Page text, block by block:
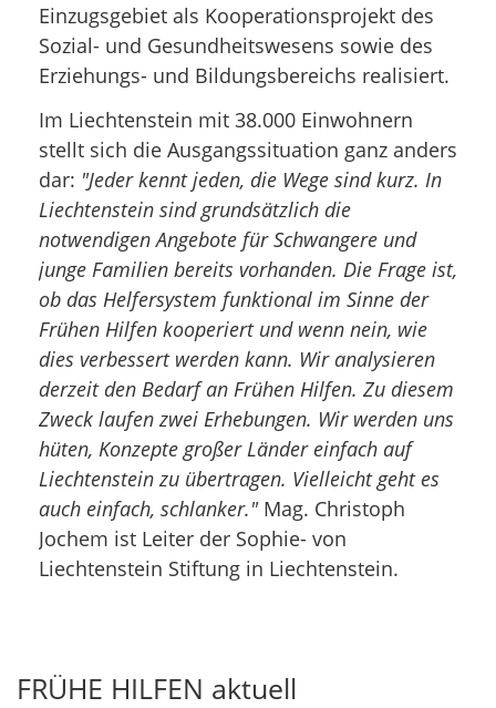
Einzugsgebiet als Kooperationsprojekt des
Sozial- und Gesundheitswesens sowie des
Erziehungs- und Bildungsbereichs realisiert.
Im Liechtenstein mit 38.000 Einwohnern
stellt sich die Ausgangssituation ganz anders
dar: "Jeder kennt jeden, die Wege sind kurz. In
Liechtenstein sind grundsätzlich die
notwendigen Angebote für Schwangere und
junge Familien bereits vorhanden. Die Frage ist,
ob das Helfersystem funktional im Sinne der
Frühen Hilfen kooperiert und wenn nein, wie
dies verbessert werden kann. Wir analysieren
derzeit den Bedarf an Frühen Hilfen. Zu diesem
Zweck laufen zwei Erhebungen. Wir werden uns
hüten, Konzepte großer Länder einfach auf
Liechtenstein zu übertragen. Vielleicht geht es
auch einfach, schlanker." Mag. Christoph
Jochem ist Leiter der Sophie- von
Liechtenstein Stiftung in Liechtenstein.
FRÜHE HILFEN aktuell